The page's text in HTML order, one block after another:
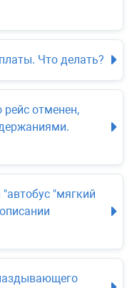
Что делать?
отменен,
"мягкий